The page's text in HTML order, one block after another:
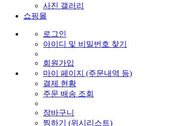
사진 갤러리
쇼핑몰
로그인
아이디 및 비밀번호 찾기
회원가입
마이 페이지 (주문내역 등)
결제 현황
주문 배송 조회
장바구니
찜하기 (위시리스트)